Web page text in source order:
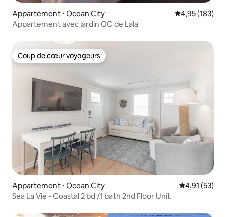
Appartement ⋅ Ocean City Évaluation
4,95 (183)
Appartement avec jardin OC de Lala
Coup de cœur voyageurs
Coup de cœur voyageurs
Appartement ⋅ Ocean City Évaluation
4,91 (53)
Sea La Vie - Coastal 2 bd /1 bath 2nd Floor Unit